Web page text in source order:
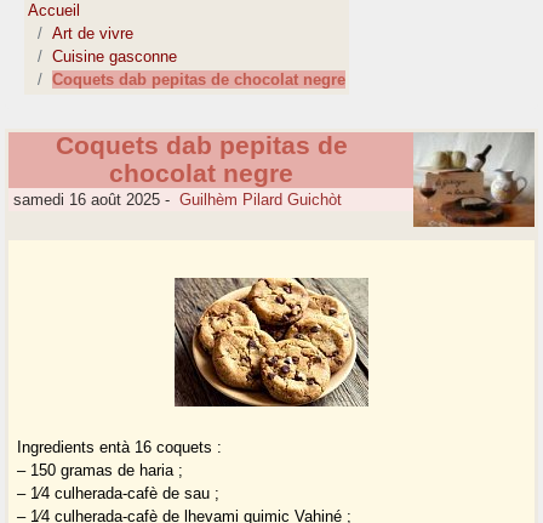
Accueil
Art de vivre
Cuisine gasconne
Coquets dab pepitas de chocolat negre
Coquets dab pepitas de
chocolat negre
samedi 16 août 2025 - Guilhèm Pilard Guichòt
Ingredients entà 16 coquets :
– 150 gramas de haria ;
– 1⁄4 culherada-cafè de sau ;
– 1⁄4 culherada-cafè de lhevami quimic Vahiné ;